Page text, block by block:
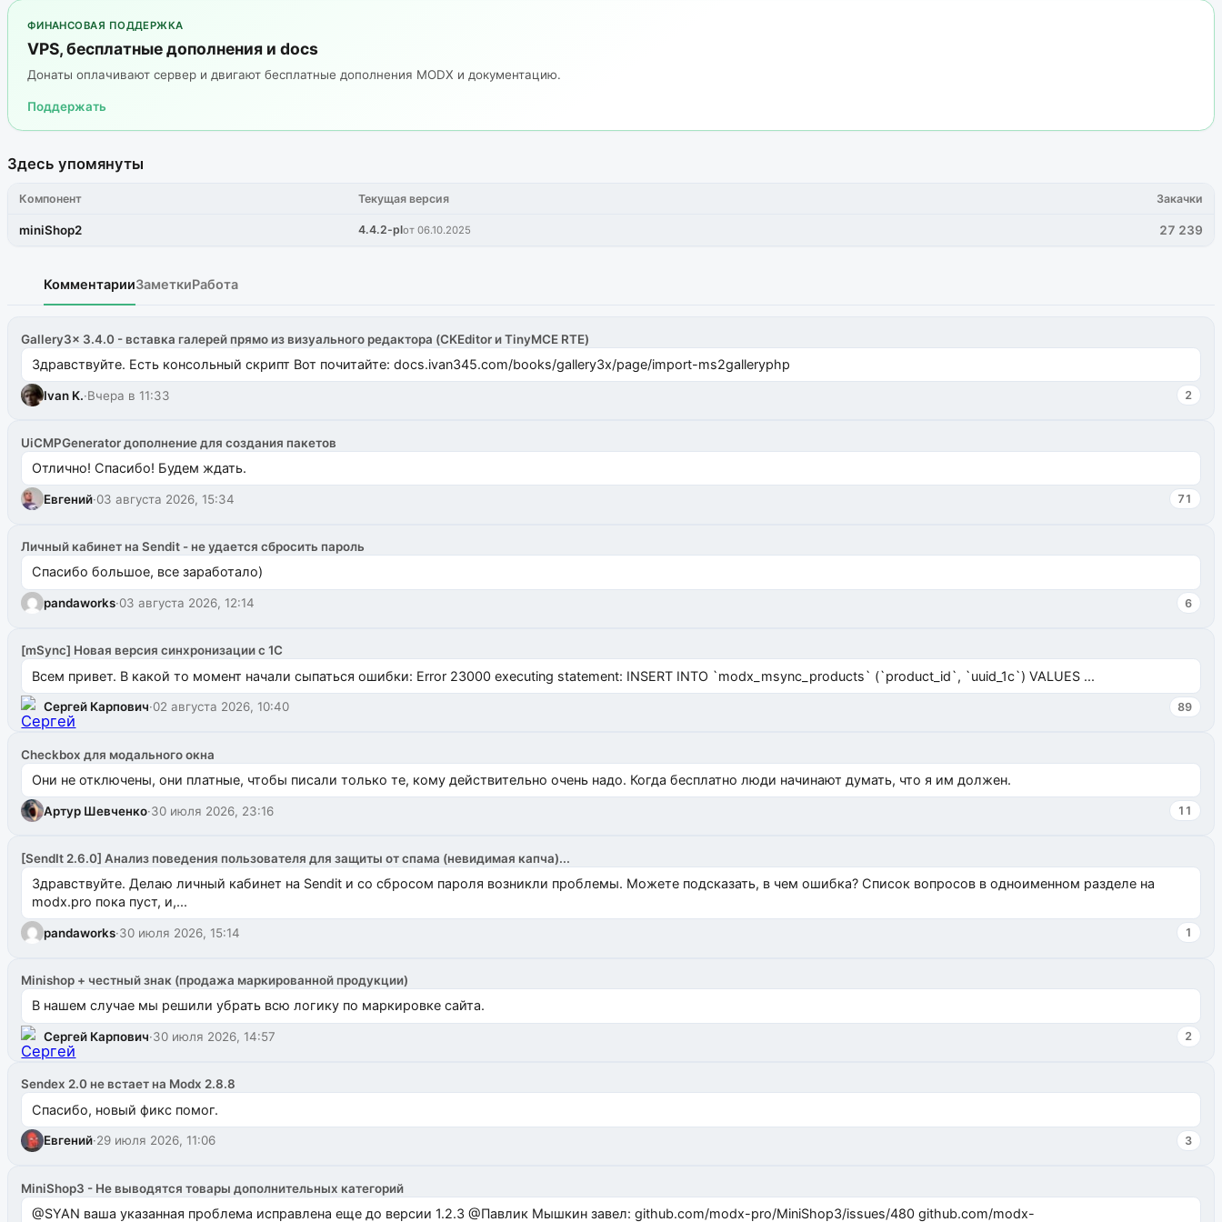
ФИНАНСОВАЯ ПОДДЕРЖКА
VPS, бесплатные дополнения и docs
Донаты оплачивают сервер и двигают бесплатные дополнения MODX и документацию.
Поддержать
Здесь упомянуты
Компонент Текущая версия Закачки
miniShop2 4.4.2-plот 06.10.2025 27 239
КомментарииЗаметкиРабота
Gallery3x 3.4.0 - вставка галерей прямо из визуального редактора (CKEditor и TinyMCE RTE)
Здравствуйте. Есть консольный скрипт Вот почитайте: docs.ivan345.com/books/gallery3x/page/import-ms2galleryphp
Ivan K.·Вчера в 11:33 2
UiCMPGenerator дополнение для создания пакетов
Отлично! Спасибо! Будем ждать.
Евгений·03 августа 2026, 15:34 71
Личный кабинет на Sendit - не удается сбросить пароль
Спасибо большое, все заработало)
pandaworks·03 августа 2026, 12:14 6
[mSync] Новая версия синхронизации с 1С
Всем привет. В какой то момент начали сыпаться ошибки: Error 23000 executing statement: INSERT INTO `modx_msync_products` (`product_id`, `uuid_1c`) VALUES ...
Сергей Карпович·02 августа 2026, 10:40 89
Checkbox для модального окна
Они не отключены, они платные, чтобы писали только те, кому действительно очень надо. Когда бесплатно люди начинают думать, что я им должен.
Артур Шевченко·30 июля 2026, 23:16 11
[SendIt 2.6.0] Анализ поведения пользователя для защиты от спама (невидимая капча)...
Здравствуйте. Делаю личный кабинет на Sendit и со сбросом пароля возникли проблемы. Можете подсказать, в чем ошибка? Список вопросов в одноименном разделе на
modx.pro пока пуст, и,...
pandaworks·30 июля 2026, 15:14 1
Minishop + честный знак (продажа маркированной продукции)
В нашем случае мы решили убрать всю логику по маркировке сайта.
Сергей Карпович·30 июля 2026, 14:57 2
Sendex 2.0 не встает на Modx 2.8.8
Спасибо, новый фикс помог.
Евгений·29 июля 2026, 11:06 3
MiniShop3 - Не выводятся товары дополнительных категорий
@SYAN ваша указанная проблема исправлена еще до версии 1.2.3 @Павлик Мышкин завел: github.com/modx-pro/MiniShop3/issues/480 github.com/modx-